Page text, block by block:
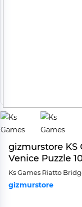
gizmurstore KS
Venice Puzzle
Ks Games Ri̇atto
gizmurstore